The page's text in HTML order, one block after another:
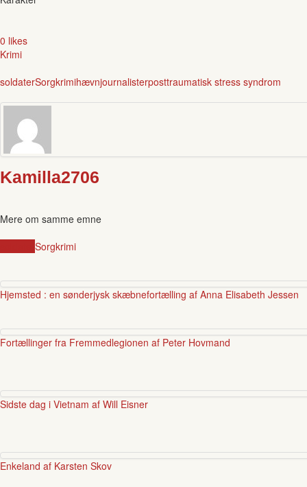
0 likes
Krimi
soldaterSorgkrimihævnjournalisterposttraumatisk stress syndrom
Kamilla2706
Mere om samme emne
Sorgkrimi
Hjemsted : en sønderjysk skæbnefortælling af Anna Elisabeth Jessen
Fortællinger fra Fremmedlegionen af Peter Hovmand
Sidste dag i Vietnam af Will Eisner
Enkeland af Karsten Skov